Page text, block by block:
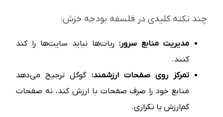
چند نکته کلیدی در فلسفه بودجه خزش:
مدیریت منابع سرور: ربات‌ها نباید سایت‌ها را کند
کنند.
تمرکز روی صفحات ارزشمند: گوگل ترجیح می‌دهد
منابع خود را صرف صفحات با ارزش کند، نه صفحات
کم‌ارزش یا تکراری.